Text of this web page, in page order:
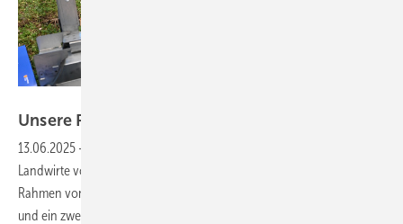
Unsere Produkte der
13.06.2025 -
Landwirte von M-Tec, das neue Glas-Glas-Modul mit 35-Millimeter-
Rahmen von Winaico sowie ein Gründachsystem von Over Easy Solar
und ein zweiachsiges Nachführsystem von Anywhere Solar. Das sind